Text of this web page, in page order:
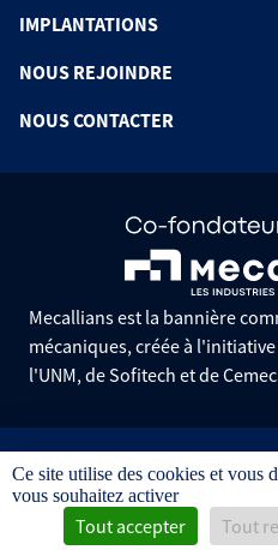
IMPLANTATIONS
NOUS REJOINDRE
NOUS CONTACTER
Mecallians est la bannière
mécaniques, créée à
l'UNM, de Sofitech et de
Informations pratiques
Mentions légales
Données personnelles
Gestion des cookies
Conditions générales de vente
Ce site utilise des cookies et vous
vous souhaitez activer
Tout accepter Tout